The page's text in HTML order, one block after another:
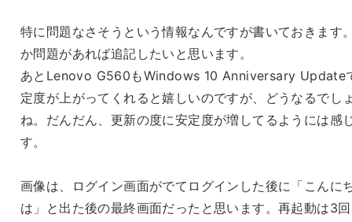
特に問題なさそうという情報なんですが書いておきます
か問題があれば追記したいと思います。
あとLenovo G560もWindows 10 Anniversary Update
定度が上がってくれると嬉しいのですが、どうなるでし
ね。だんだん、更新の度に安定度が増してるようには感
す。
画像は、ログイン画面がでてログインした後に「こんに
は」と出た後の最終画面だったと思います。再起動は3